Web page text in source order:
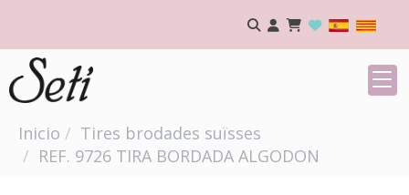
Inicio
Tires brodades suïsses
REF. 9726 TIRA BORDADA ALGODON